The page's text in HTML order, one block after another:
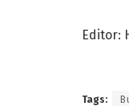
Editor:
Tags: